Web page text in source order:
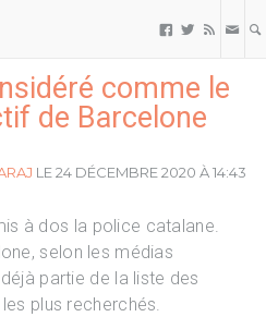
  
comme le
de Barcelone
LE 24 DÉCEMBRE 2020 À 14:43
à dos la police catalane.
selon les médias
partie de la liste des
plus recherchés.